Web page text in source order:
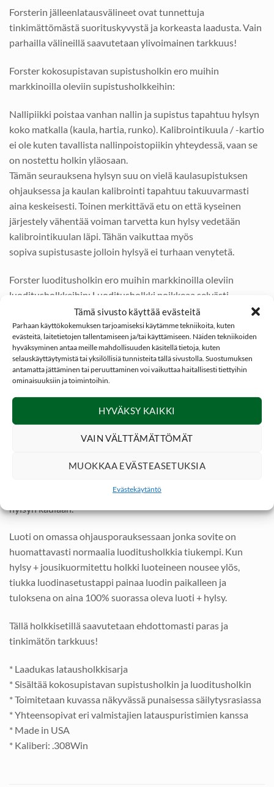
Tämä sivusto käyttää evästeitä
Parhaan käyttökokemuksen tarjoamiseksi käytämme tekniikoita, kuten
evästeitä, laitetietojen tallentamiseen ja/tai käyttämiseen. Näiden tekniikoiden
hyväksyminen antaa meille mahdollisuuden käsitellä tietoja, kuten
selauskäyttäytymistä tai yksilöllisiä tunnisteita tällä sivustolla. Suostumuksen
antamatta jättäminen tai peruuttaminen voi vaikuttaa haitallisesti tiettyihin
ominaisuuksiin ja toimintoihin.
HYVÄKSY KAIKKI
VAIN VÄLTTÄMÄTTÖMÄT
MUOKKAA EVÄSTEASETUKSIA
Evästekäytäntö
Forsterin jälleenlatausvälineet ovat tunnettuja
tinkimättömästä suorituskyvystä ja korkeasta laadusta. Vain
parhailla välineillä saavutetaan ylivoimainen tarkkuus!
Forster kokosupistavan supistusholkin ero muihin
markkinoilla oleviin supistusholkkeihin:
Nallipiikki poistaa vanhan nallin ja supistus tapahtuu hylsyn
koko matkalla (kaula, hartia, runko). Kalibrointikuula / -kartio
ei ole kuten tavallista nallinpoistopiikin yhteydessä, vaan se
on nostettu holkin yläosaan.
Tämän seurauksena hylsyn suu on vielä kaulasupistuksen
ohjauksessa ja kaulan kalibrointi tapahtuu takuuvarmasti
aina keskeisesti. Toinen merkittävä etu on että kyseinen
järjestely vähentää voiman tarvetta kun hylsy vedetään
kalibrointikuulan läpi. Tähän vaikuttaa myös
sopiva supistusaste jolloin hylsyä ei turhaan venytetä.
Forster luoditusholkin ero muihin markkinoilla oleviin
luoditusholkkeihin: Luoditusholkki poikkeaa selvästi
normaalista RCBS-tyyppisestä luodittajasta. Kun
perinteisessä luodittajassa hylsy menee
kiinteään luoditusholkkiin ja luoti omaan ohjausporaukseen,
niissä vain luoti on ohjauksessa koko luodituksen ajan mutta
hylsy vasta kun luoti on jo paikallaan.
Tuolloin toleranssi on hyvin väljä joka mahdollistaa luodin
asettumisen vinoon ja jos hylsyn kaulan materiaali ei ole
tasapaksu niin luoti voi olla toispuoleisesti suuresta
toleranssista johtuen. Seurauksena huono tarkkuus.
muotoiseen tiukkaan holkkiin joka on jousikuormitettu.
hylsyholkissa jo ennen kuin luoti alkaa puristua
hylsyn kaulaan.
Luoti on omassa ohjausporauksessaan jonka sovite on
huomattavasti normaalia luoditusholkkia tiukempi. Kun
hylsy + jousikuormitettu holkki luoteineen nousee ylös,
tiukka luodinasetustappi painaa luodin paikalleen ja
tuloksena on aina 100% suorassa oleva luoti + hylsy.
Tällä holkkisetillä saavutetaan ehdottomasti paras ja
tinkimätön tarkkuus!
* Laadukas latausholkkisarja
* Sisältää kokosupistavan supistusholkin ja luoditusholkin
* Toimitetaan kuvassa näkyvässä punaisessa säilytysrasiassa
* Yhteensopivat eri valmistajien latauspuristimien kanssa
* Made in USA
* Kaliberi: .308Win